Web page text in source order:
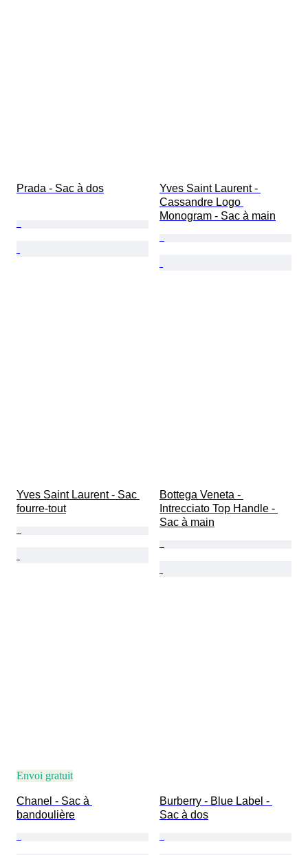
Prada - Sac à dos
Yves Saint Laurent -
Cassandre Logo
Monogram - Sac à main
Yves Saint Laurent - Sac
fourre-tout
Bottega Veneta -
Intrecciato Top Handle -
Sac à main
Envoi gratuit
Chanel - Sac à
bandoulière
Burberry - Blue Label -
Sac à dos